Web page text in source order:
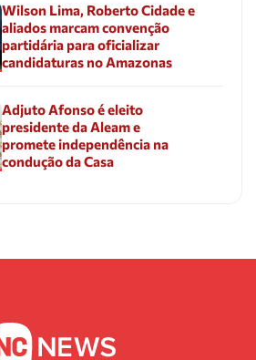
Wilson Lima, Roberto Cidade e
aliados marcam convenção
partidária para oficializar
candidaturas no Amazonas
Adjuto Afonso é eleito
presidente da Aleam e
promete independência na
condução da Casa